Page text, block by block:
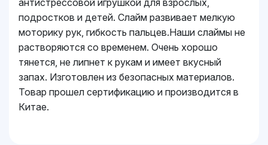
антистрессовой игрушкой для взрослых,
подростков и детей. Слайм развивает мелкую
моторику рук, гибкость пальцев.Наши слаймы не
растворяются со временем. Очень хорошо
тянется, не липнет к рукам и имеет вкусный
запах. Изготовлен из безопасных материалов.
Товар прошел сертификацию и производится в
Китае.